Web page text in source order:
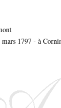
1797 - à